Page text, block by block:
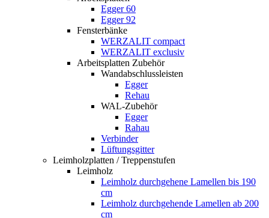
Egger 60
Egger 92
Fensterbänke
WERZALIT compact
WERZALIT exclusiv
Arbeitsplatten Zubehör
Wandabschlussleisten
Egger
Rehau
WAL-Zubehör
Egger
Rahau
Verbinder
Lüftungsgitter
Leimholzplatten / Treppenstufen
Leimholz
Leimholz durchgehene Lamellen bis 190
cm
Leimholz durchgehende Lamellen ab 200
cm